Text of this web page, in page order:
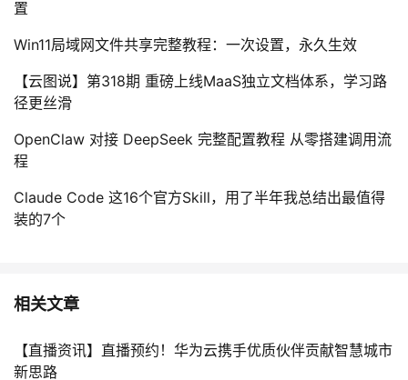
置
Win11局域网文件共享完整教程：一次设置，永久生效
【云图说】第318期 重磅上线MaaS独立文档体系，学习路
径更丝滑
OpenClaw 对接 DeepSeek 完整配置教程 从零搭建调用流
程
Claude Code 这16个官方Skill，用了半年我总结出最值得
装的7个
相关文章
【直播资讯】直播预约！华为云携手优质伙伴贡献智慧城市
新思路